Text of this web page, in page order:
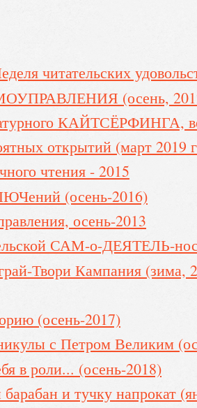
читательских
(осень,
КАЙТСЁРФИНГА,
открытий (март 2019
чтения - 2015
(осень-2016)
осень-2013
САМ-о-ДЕЯТЕЛЬ-
Твори Кампания (зима,
(осень-2017)
с Петром Великим
в роли... (осень-2018)
и тучку напрокат